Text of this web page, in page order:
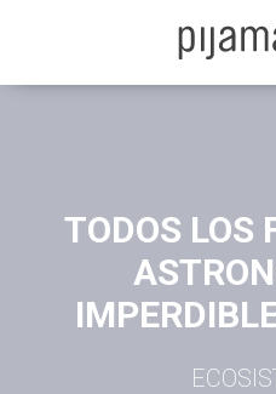
TODOS LOS